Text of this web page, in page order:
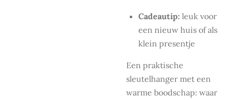
Cadeautip: leuk voor
een nieuw huis of als
klein presentje
Een praktische
sleutelhanger met een
warme boodschap: waar